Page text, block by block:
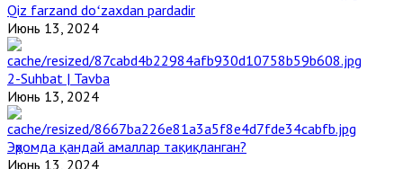
Qiz farzand doʻzaxdan pardadir
Июнь 13, 2024
2-Suhbat | Tavba
Июнь 13, 2024
Эҳромда қандай амаллар тақиқланган?
Июнь 13, 2024